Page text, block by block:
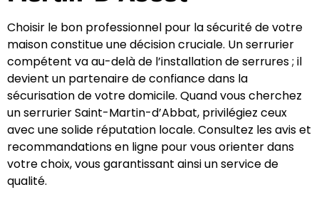
Choisir le bon professionnel pour la sécurité de votre
maison constitue une décision cruciale. Un serrurier
compétent va au-delà de l’installation de serrures ; il
devient un partenaire de confiance dans la
sécurisation de votre domicile. Quand vous cherchez
un serrurier Saint-Martin-d’Abbat, privilégiez ceux
avec une solide réputation locale. Consultez les avis et
recommandations en ligne pour vous orienter dans
votre choix, vous garantissant ainsi un service de
qualité.